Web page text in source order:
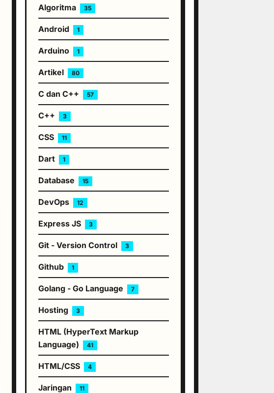
Algoritma 35
Android 1
Arduino 1
Artikel 80
C dan C++ 57
C++ 3
CSS 11
Dart 1
Database 15
DevOps 12
Express JS 3
Git - Version Control 3
Github 1
Golang - Go Language 7
Hosting 3
HTML (HyperText Markup
Language)
41
HTML/CSS 4
Jaringan 11